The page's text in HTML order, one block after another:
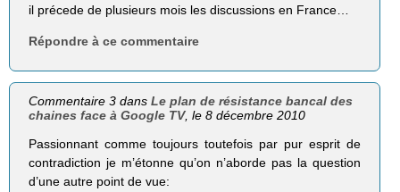
il précede de plusieurs mois les discussions en France…
Répondre à ce commentaire
Commentaire 3 dansLe plan de résistance bancal des
chaines face à Google TV, le 8 décembre 2010
Passionnant comme toujours toutefois par pur esprit de
contradiction je m’étonne qu’on n’aborde pas la question
d’une autre point de vue: